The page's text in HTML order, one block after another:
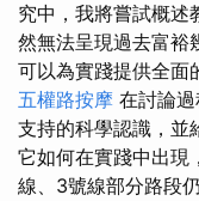
究中，我將嘗試概述
然無法呈現過去富裕
可以為實踐提供全面
五權路按摩 在討論
支持的科學認識，並
它如何在實踐中出現
線、3號線部分路段